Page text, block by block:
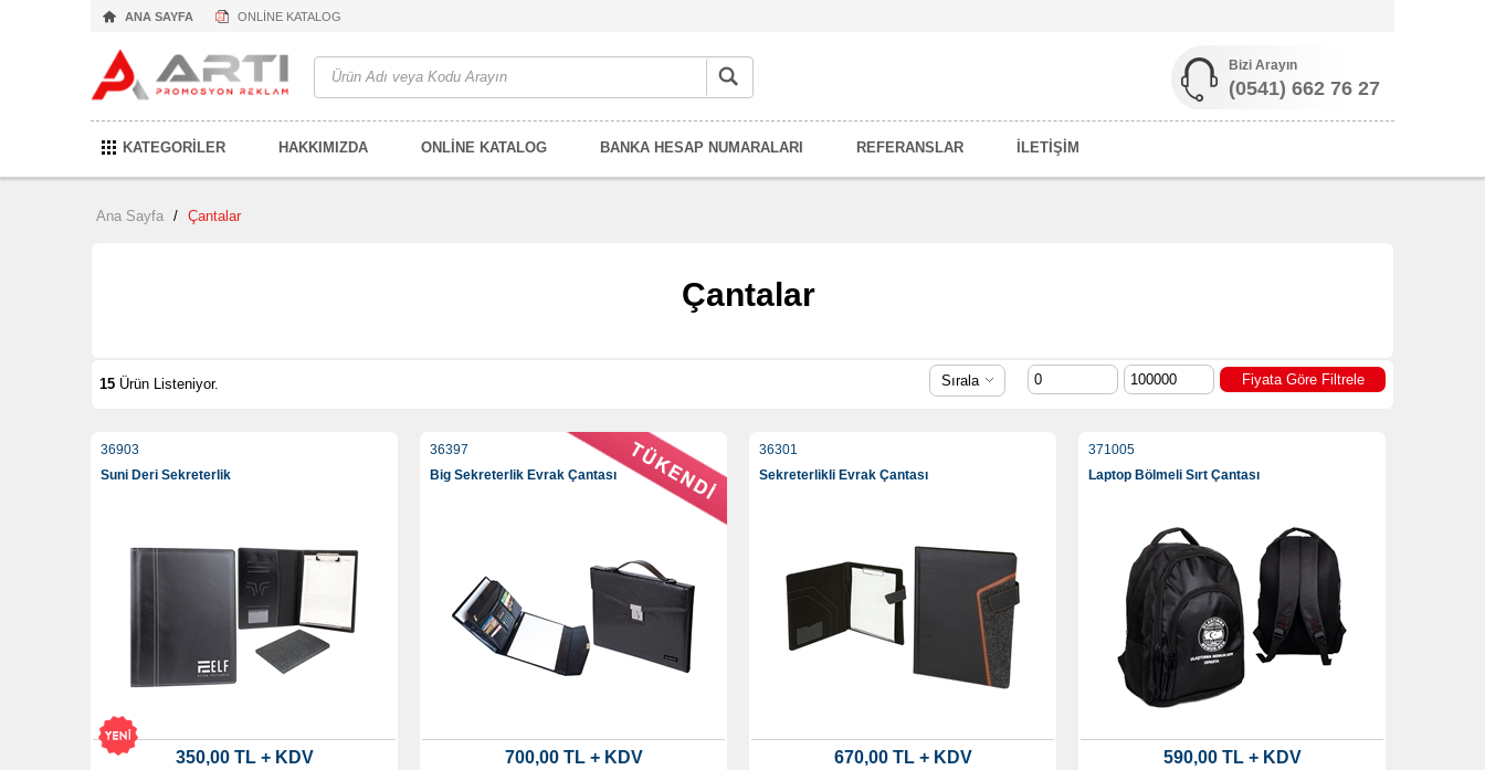
ANA SAYFA ONLİNE KATALOG
Bizi Arayın
(0541) 662 76 27
KATEGORİLER HAKKIMIZDA ONLİNE KATALOG BANKA HESAP NUMARALARI REFERANSLAR İLETİŞİM
Ana Sayfa / Çantalar
Çantalar
15 Ürün Listeniyor. Sırala
36903
Suni Deri Sekreterlik
350,00 TL + KDV
36397
Big Sekreterlik Evrak Çantası
700,00 TL + KDV
36301
Sekreterlikli Evrak Çantası
670,00 TL + KDV
371005
Laptop Bölmeli Sırt Çantası
590,00 TL + KDV